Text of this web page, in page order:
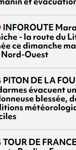
INFOROUTE
- la route du
ce dimanche
Nord-Ouest
PITON DE LA
évacuent
blessée,
TOUR DE FRANCE